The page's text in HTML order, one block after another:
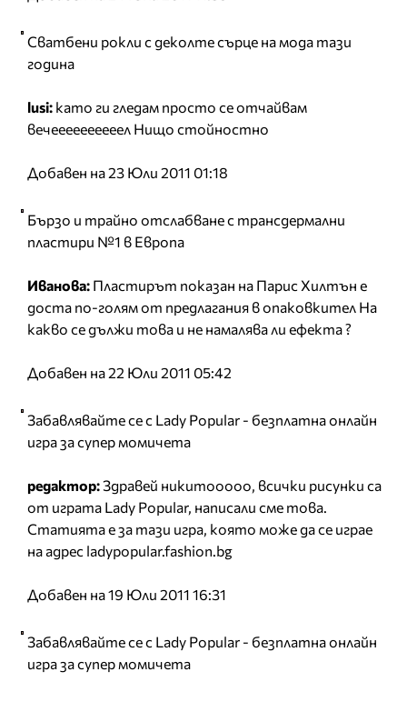
Сватбени рокли с деколте сърце на мода тази
година
lusi: като ги гледам просто се отчайвам
вечеееееееееел Нищо стойностно
Добавен на 23 Юли 2011 01:18
Бързо и трайно отслабване с трансдермални
пластири №1 в Европа
Иванова: Пластирът показан на Парис Хилтън е
доста по-голям от предлагания в опаковкител На
какво се дължи това и не намалява ли ефекта ?
Добавен на 22 Юли 2011 05:42
Забавлявайте се с Lady Popular - безплатна онлайн
игра за супер момичета
редактор:Здравей никитооооо, всички рисунки са
от играта Lady Popular, написали сме това.
Статията е за тази игра, която може да се играе
на адрес ladypopular.fashion.bg
Добавен на 19 Юли 2011 16:31
Забавлявайте се с Lady Popular - безплатна онлайн
игра за супер момичета